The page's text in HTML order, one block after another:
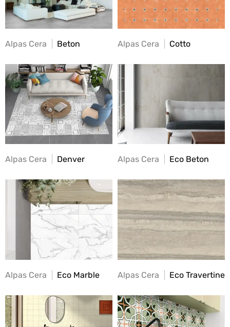
Alpas Cera Beton Alpas Cera Cotto
Alpas Cera Denver Alpas Cera Eco Beton
Alpas Cera Eco Marble Alpas Cera Eco Travertine